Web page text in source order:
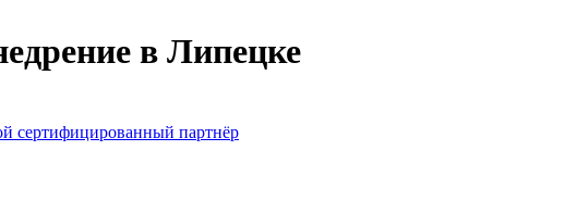
в Липецке
сертифицированный партнёр